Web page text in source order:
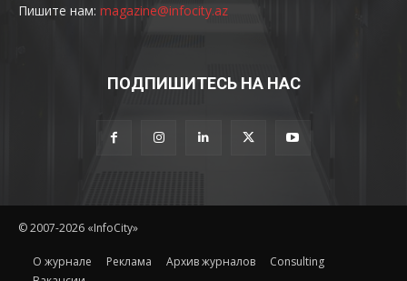
Пишите нам: magazine@infocity.az
ПОДПИШИТЕСЬ НА НАС
© 2007-2026 «InfoCity»
O журнале Реклама Архив журналов
Consulting